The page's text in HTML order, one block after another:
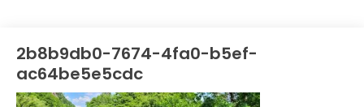
2b8b9db0-7674-4fa0-b5ef-
ac64be5e5cdc